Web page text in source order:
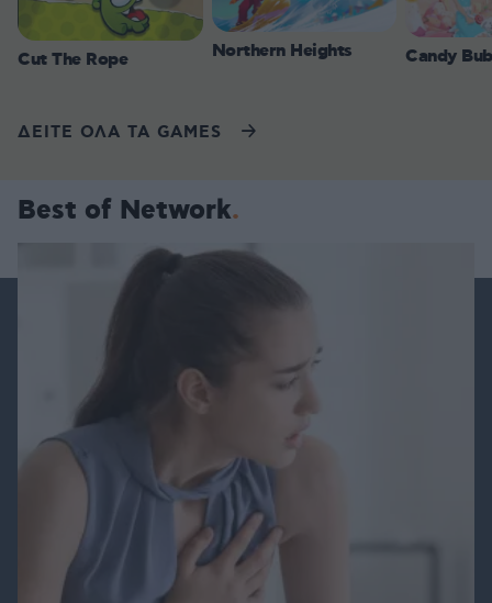
Cut The Rope Northern Heights Candy
ΔΕΙΤΕ ΟΛΑ ΤΑ GAMES
Best of Network